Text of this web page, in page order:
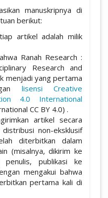
manuskripnya di
berikut:
artikel adalah milik
Ranah Research :
Research and
menjadi yang pertama
lisensi Creative
4.0 International
CC BY 4.0) .
artikel secara
non-eksklusif
diterbitkan dalam
(misalnya, dikirim ke
publikasi ke
mengakui bahwa
pertama kali di